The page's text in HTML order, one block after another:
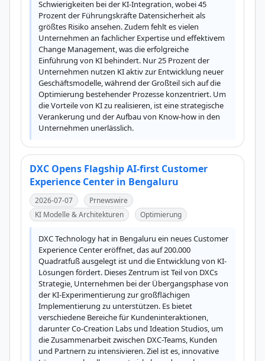
Schwierigkeiten bei der KI-Integration, wobei 45
Prozent der Führungskräfte Datensicherheit als
größtes Risiko ansehen. Zudem fehlt es vielen
Unternehmen an fachlicher Expertise und effektivem
Change Management, was die erfolgreiche
Einführung von KI behindert. Nur 25 Prozent der
Unternehmen nutzen KI aktiv zur Entwicklung neuer
Geschäftsmodelle, während der Großteil sich auf die
Optimierung bestehender Prozesse konzentriert. Um
die Vorteile von KI zu realisieren, ist eine strategische
Verankerung und der Aufbau von Know-how in den
Unternehmen unerlässlich.
DXC Opens Flagship AI-first Customer
Experience Center in Bengaluru
2026-07-07
Prnewswire
KI Modelle & Architekturen
Optimierung
DXC Technology hat in Bengaluru ein neues Customer
Experience Center eröffnet, das auf 200.000
Quadratfuß ausgelegt ist und die Entwicklung von KI-
Lösungen fördert. Dieses Zentrum ist Teil von DXCs
Strategie, Unternehmen bei der Übergangsphase von
der KI-Experimentierung zur großflächigen
Implementierung zu unterstützen. Es bietet
verschiedene Bereiche für Kundeninteraktionen,
darunter Co-Creation Labs und Ideation Studios, um
die Zusammenarbeit zwischen DXC-Teams, Kunden
und Partnern zu intensivieren. Ziel ist es, innovative